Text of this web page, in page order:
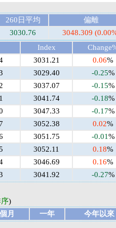
260日平均
偏離
3030.76
3048.309
Index
3031.21 0.06%
3029.40 -0.25%
3037.07 -0.15%
3041.74 -0.18%
3047.33 -0.17%
3052.38 0.02%
3051.75 -0.01%
3052.11 0.18%
3046.69 0.16%
3041.92 -0.27%
)
月 一年 今年以來